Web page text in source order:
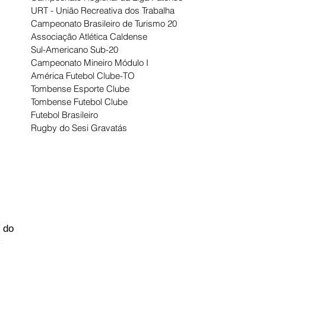
URT - União Recreativa dos Trabalha
Campeonato Brasileiro de Turismo 20
Associação Atlética Caldense
Sul-Americano Sub-20
Campeonato Mineiro Módulo I
América Futebol Clube-TO
Tombense Esporte Clube
Tombense Futebol Clube
Futebol Brasileiro
Rugby do Sesi Gravatás